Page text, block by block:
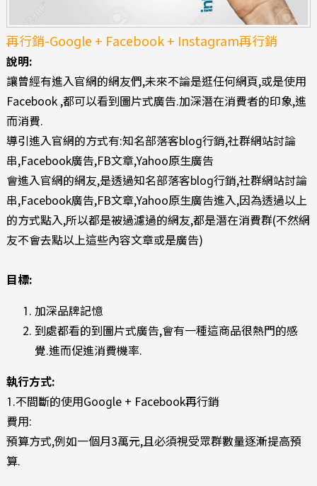
再行銷-Google + Facebook + Instagram再行銷
說明:
讓曾經有進入官網的網友們,未來不論是逛任何網頁,或是使用
Facebook ,都可以看到圖片式廣告.加深潛在消費者的印象,進
而消費.
導引進入官網的方式有:知名部落客blog行銷,社群網站討論
串,Facebook廣告,FB文章,Yahoo原生廣告
會進入官網的網友,是透過知名部落客blog行銷,社群網站討論
串,Facebook廣告,FB文章,Yahoo原生廣告進入,因為透過以上
的方式點入,所以都是被過濾過的網友,都是潛在消費群(不然網
友不會去點以上這些內容文章或是廣告)
目標:
加深品牌記憶
到處都看的到圖片式廣告,會有一種這商品很熱門的感
覺.進而促進消費機率.
執行方式:
1.不間斷的使用Google + Facebook再行銷
費用:
預算方式,例如一個月3萬元,且必須視受眾群數量逐漸提高預
算.